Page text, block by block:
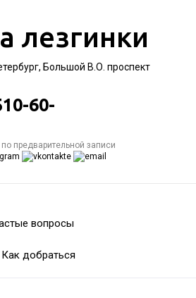
лезгинки
Большой В.О. проспект
60-
предварительной записи
вопросы
Как добраться